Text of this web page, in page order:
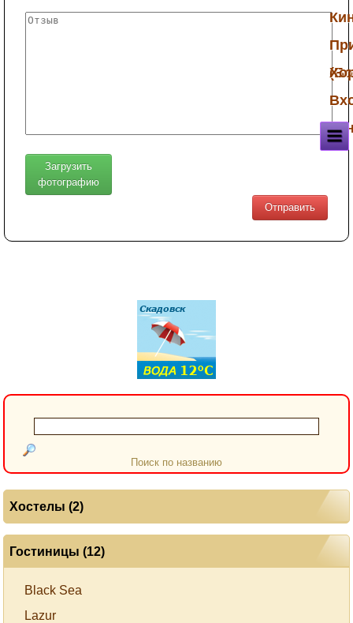
Загрузить
фотографию
Поиск по названию
Хостелы (2)
Гостиницы (12)
Black Sea
Lazur